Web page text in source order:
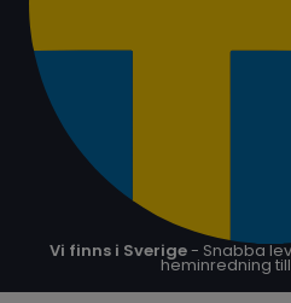
Vi finns i Sverige- Snabba
heminredning